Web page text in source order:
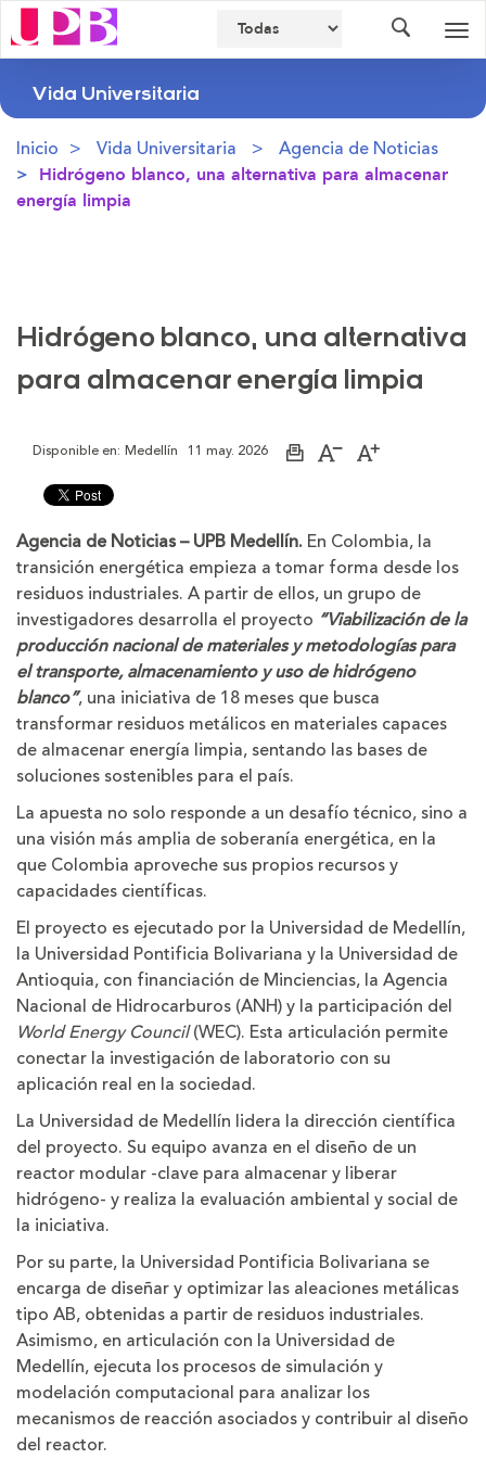
Vida Universitaria
Inicio Vida Universitaria Agencia de Noticias
Hidrógeno blanco, una alternativa para almacenar
energía limpia
Hidrógeno blanco, una alternativa
para almacenar energía limpia
Disponible en: Medellín 11 may. 2026
ImprimirAumentar
letra
Disminuir
letra
Agencia de Noticias – UPB Medellín. En Colombia, la
transición energética empieza a tomar forma desde los
residuos industriales. A partir de ellos, un grupo de
investigadores desarrolla el proyecto “Viabilización de la
producción nacional de materiales y metodologías para
el transporte, almacenamiento y uso de hidrógeno
blanco”, una iniciativa de 18 meses que busca
transformar residuos metálicos en materiales capaces
de almacenar energía limpia, sentando las bases de
soluciones sostenibles para el país.
La apuesta no solo responde a un desafío técnico, sino a
una visión más amplia de soberanía energética, en la
que Colombia aproveche sus propios recursos y
capacidades científicas.
El proyecto es ejecutado por la Universidad de Medellín,
la Universidad Pontificia Bolivariana y la Universidad de
Antioquia, con financiación de Minciencias, la Agencia
Nacional de Hidrocarburos (ANH) y la participación del
World Energy Council(WEC). Esta articulación permite
conectar la investigación de laboratorio con su
aplicación real en la sociedad.
La Universidad de Medellín lidera la dirección científica
del proyecto. Su equipo avanza en el diseño de un
reactor modular -clave para almacenar y liberar
hidrógeno- y realiza la evaluación ambiental y social de
la iniciativa.
Por su parte, la Universidad Pontificia Bolivariana se
encarga de diseñar y optimizar las aleaciones metálicas
tipo AB, obtenidas a partir de residuos industriales.
Asimismo, en articulación con la Universidad de
Medellín, ejecuta los procesos de simulación y
modelación computacional para analizar los
mecanismos de reacción asociados y contribuir al diseño
del reactor.